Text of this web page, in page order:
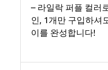
– 라일락 퍼플 컬러
인, 1개만 구입하셔
이를 완성합니다!